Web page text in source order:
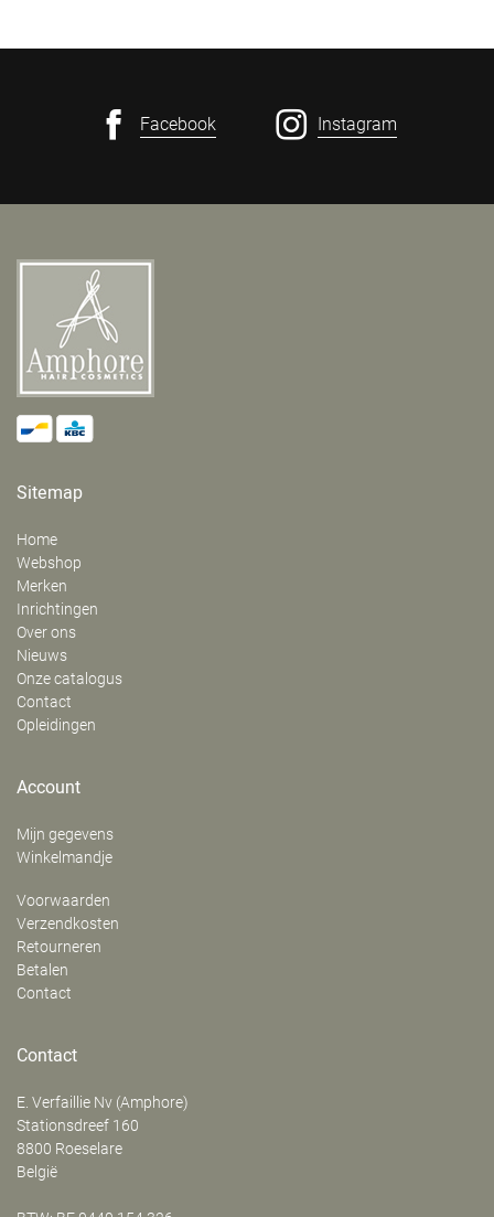
Facebook Instagram
Sitemap
Home
Webshop
Merken
Inrichtingen
Over ons
Nieuws
Onze catalogus
Contact
Opleidingen
Account
Mijn gegevens
Winkelmandje
Voorwaarden
Verzendkosten
Retourneren
Betalen
Contact
Contact
E. Verfaillie Nv (Amphore)
‍Stationsdreef 160
8800 Roeselare
België